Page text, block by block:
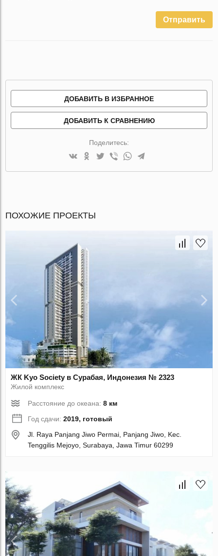
Отправить
ДОБАВИТЬ В ИЗБРАННОЕ
ДОБАВИТЬ К СРАВНЕНИЮ
Поделитесь:
ПОХОЖИЕ ПРОЕКТЫ
ЖК Kyo Society в Сурабая, Индонезия № 2323
Жилой комплекс
Расстояние до океана:8 км
Год сдачи:2019, готовый
Jl. Raya Panjang Jiwo Permai, Panjang Jiwo, Kec.
Tenggilis Mejoyo, Surabaya, Jawa Timur 60299